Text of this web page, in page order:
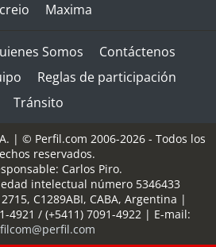
Maxima
Somos
Contáctenos
Reglas de participación
Tránsito
| © Perfil.com 2006-2026 - Todos los
reservados.
Carlos Piro.
intelectual número 5346433
, C1289ABI, CABA, Argentina |
4921 / (+5411) 7091-4922| E-mail: